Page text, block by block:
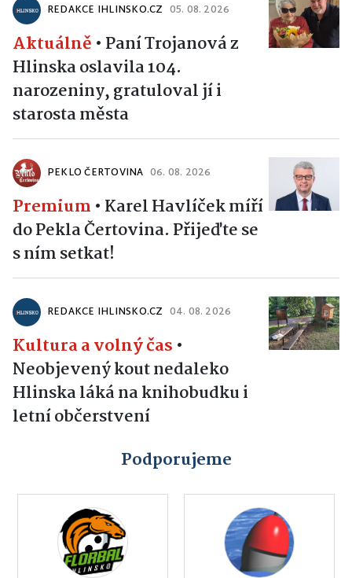
REDAKCE IHLINSKO.CZ 05. 08. 2026
Aktuálně • Paní Trojanová z
Hlinska oslavila 104.
narozeniny, gratuloval jí i
starosta města
PEKLO ČERTOVINA 06. 08. 2026
Premium • Karel Havlíček míří
do Pekla Čertovina. Přijeďte se
s ním setkat!
REDAKCE IHLINSKO.CZ 04. 08. 2026
Kultura a volný čas •
Neobjevený kout nedaleko
Hlinska láká na knihobudku i
letní občerstvení
Podporujeme